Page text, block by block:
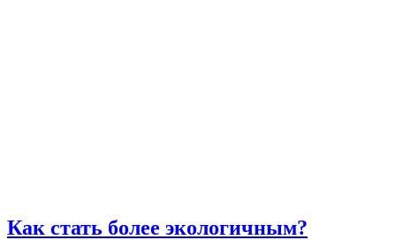
Как стать более экологичным?